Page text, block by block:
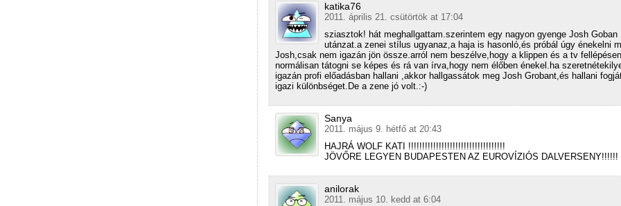
katika76
2011. április 21. csütörtök at 17:04
sziasztok! hát meghallgattam.szerintem egy nagyon gyenge Josh Goban
utánzat.a zenei stílus ugyanaz,a haja is hasonló,és próbál úgy énekelni
Josh,csak nem igazán jön össze.arról nem beszélve,hogy a klippen és a tv
normálisan tátogni se képes és rá van írva,hogy nem élőben énekel.ha
igazán profi előadásban hallani ,akkor hallgassátok meg Josh Grobant,és hallani
igazi különbséget.De a zene jó volt.:-)
Sanya
2011. május 9. hétfő at 20:43
HAJRÁ WOLF KATI !!!!!!!!!!!!!!!!!!!!!!!!!!!!!!!!!!!
JÖVŐRE LEGYEN BUDAPESTEN AZ EUROVÍZIÓS DALVERSENY!!!!!!
anilorak
2011. május 10. kedd at 6:04